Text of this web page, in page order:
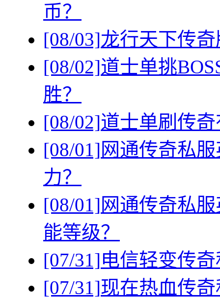
币？
[08/03]龙行天下传
[08/02]道士单挑
胜？
[08/02]道士单刷传
[08/01]网通传奇私
力？
[08/01]网通传奇私
能等级？
[07/31]电信轻变传
[07/31]现在热血传